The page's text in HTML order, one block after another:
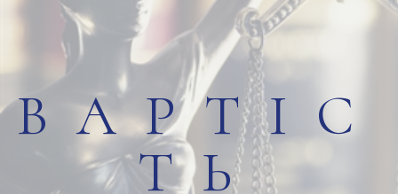
ВАРТІС
ТЬ